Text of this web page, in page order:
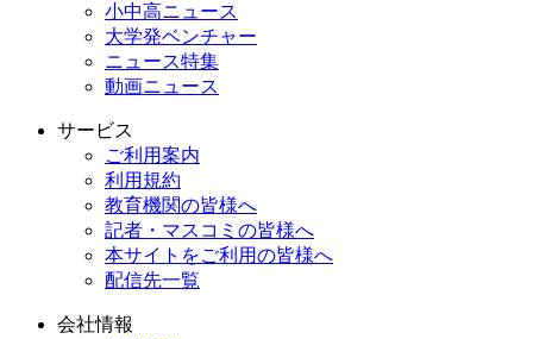
小中高ニュース
大学発ベンチャー
ニュース特集
動画ニュース
サービス
ご利用案内
利用規約
教育機関の皆様へ
記者・マスコミの皆様へ
本サイトをご利用の皆様へ
配信先一覧
会社情報